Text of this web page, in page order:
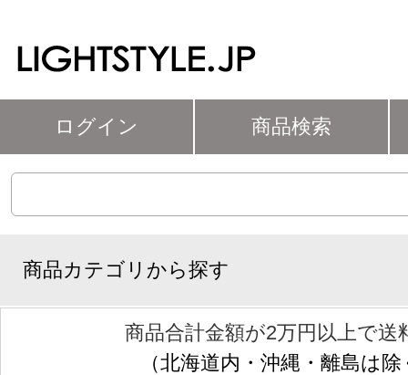
ログイン 商品検索
商品カテゴリから探す
商品合計金額が2万円以上で送
（北海道内・沖縄・離島は